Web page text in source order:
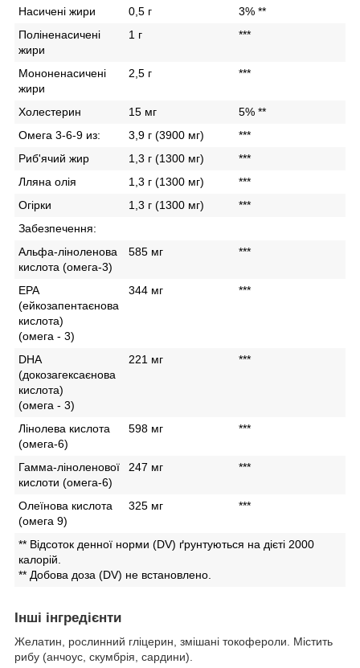
Насичені жири
0,5 г
3% **
Поліненасичені
жири
1 г ***
Мононенасичені
жири
2,5 г ***
Холестерин 15 мг
5% **
Омега 3-6-9 из:
3,9 г (3900 мг)
***
Риб'ячий жир
1,3 г (1300 мг)
***
Лляна олія
1,3 г (1300 мг)
***
Огірки
1,3 г (1300 мг)
***
Забезпечення:
Альфа-ліноленова
кислота (омега-3)
585 мг ***
EPA
(ейкозапентаєнова
кислота)
(омега - 3)
344 мг ***
DHA
(докозагексаєнова
кислота)
(омега - 3)
221 мг ***
Лінолева кислота
(омега-6)
598 мг ***
Гамма-ліноленової
кислоти (омега-6)
247 мг ***
Олеїнова кислота
(омега 9)
325 мг ***
** Відсоток денної норми (DV) ґрунтуються на дієті 2000
калорій.
** Добова доза (DV) не встановлено.
Інші інгредієнти
Желатин, рослинний гліцерин, змішані токофероли. Містить
рибу (анчоус, скумбрія, сардини).